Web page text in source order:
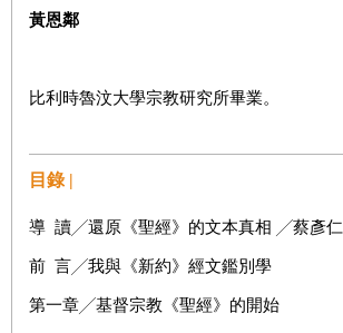
黃恩鄰
比利時魯汶大學宗教研究所畢業。
目錄 |
導 讀 ╱還原《聖經》的文本真相 ╱蔡彥仁
前 言╱我與《新約》經文鑑別學
第一章╱基督宗教《聖經》的開始